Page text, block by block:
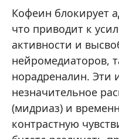
Кофеин блокирует
что приводит к
активности и
нейромедиаторов,
норадреналин. Эти
незначительное
(мидриаз) и
контрастную